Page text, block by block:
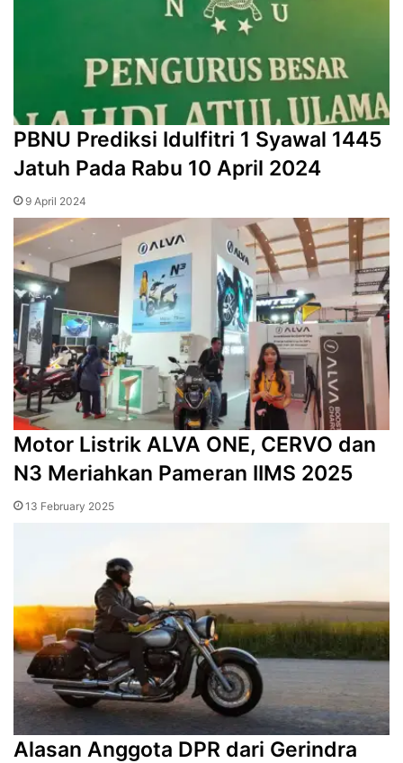
PBNU Prediksi Idulfitri 1 Syawal 1445
Jatuh Pada Rabu 10 April 2024
9 April 2024
Motor Listrik ALVA ONE, CERVO dan
N3 Meriahkan Pameran IIMS 2025
13 February 2025
Alasan Anggota DPR dari Gerindra